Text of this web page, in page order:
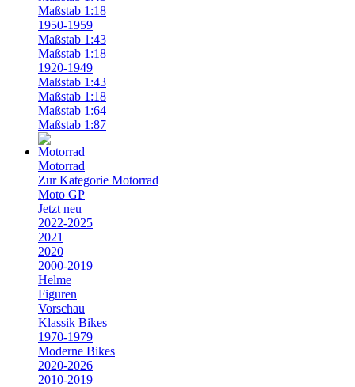
Maßstab 1:18
1950-1959
Maßstab 1:43
Maßstab 1:18
1920-1949
Maßstab 1:43
Maßstab 1:18
Maßstab 1:64
Maßstab 1:87
Motorrad
Zur Kategorie Motorrad
Moto GP
Jetzt neu
2022-2025
2021
2020
2000-2019
Helme
Figuren
Vorschau
Klassik Bikes
1970-1979
Moderne Bikes
2020-2026
2010-2019